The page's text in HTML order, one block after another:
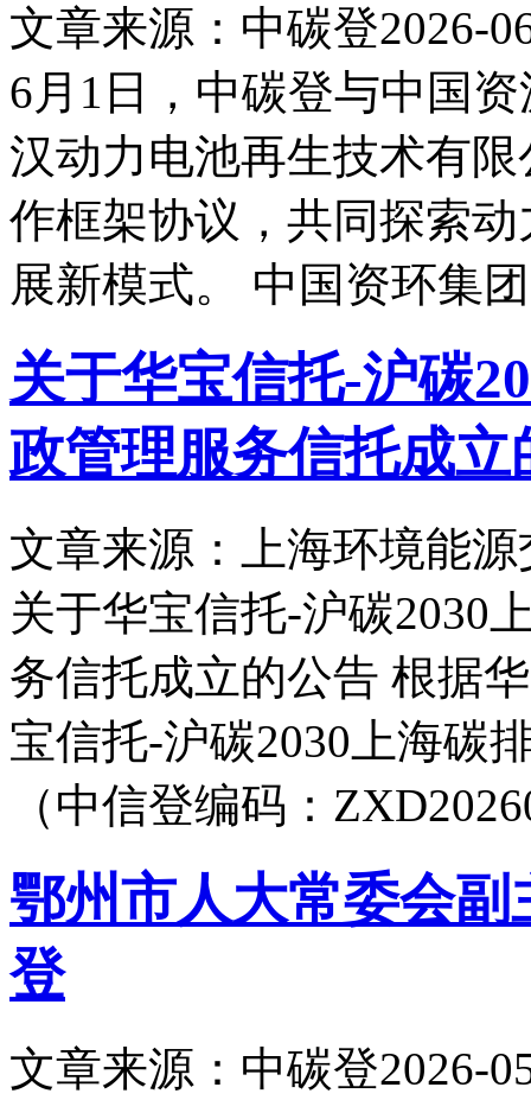
文章来源：中碳登2026-
6月1日，中碳登与中国
汉动力电池再生技术有
作框架协议，共同探索
展新模式。 中国资环集
关于华宝信托-沪碳
政管理服务信托成立
文章来源：上海环境能源
关于华宝信托-沪碳2030
务信托成立的公告 根据
宝信托-沪碳2030上海碳
（中信登编码：
鄂州市人大常委会
登
文章来源：中碳登2026-